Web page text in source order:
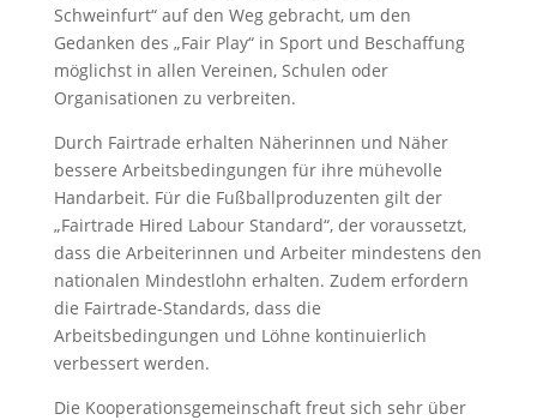
Schweinfurt“ auf den Weg gebracht, um den
Gedanken des „Fair Play“ in Sport und Beschaffung
möglichst in allen Vereinen, Schulen oder
Organisationen zu verbreiten.
Durch Fairtrade erhalten Näherinnen und Näher
bessere Arbeitsbedingungen für ihre mühevolle
Handarbeit. Für die Fußballproduzenten gilt der
„Fairtrade Hired Labour Standard“, der voraussetzt,
dass die Arbeiterinnen und Arbeiter mindestens den
nationalen Mindestlohn erhalten. Zudem erfordern
die Fairtrade-Standards, dass die
Arbeitsbedingungen und Löhne kontinuierlich
verbessert werden.
Die Kooperationsgemeinschaft freut sich sehr über